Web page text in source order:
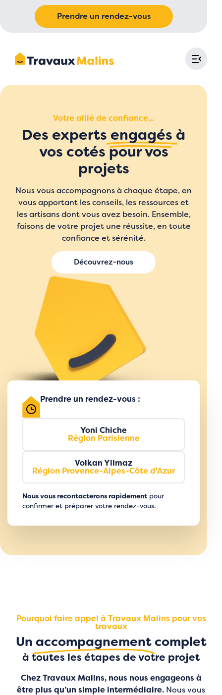
Prendre un rendez-vous
Votre allié de confiance...
Des experts engagés à
vos cotés pour vos
projets
Nous vous accompagnons à chaque étape, en
vous apportant les conseils, les ressources et
les artisans dont vous avez besoin. Ensemble,
faisons de votre projet une réussite, en toute
confiance et sérénité.
Découvrez-nous
Prendre un rendez-vous :
Yoni Chiche
Région Parisienne
Volkan Yilmaz
Région Provence-Alpes-Côte d'Azur
Nous vous recontacterons rapidement pour
confirmer et préparer votre rendez-vous.
Pourquoi faire appel à Travaux Malins pour vos
travaux
Un accompagnementcomplet
à toutes les étapes de votre projet
Chez Travaux Malins, nous nous engageons à
être plus qu’un simple intermédiaire. Nous vous